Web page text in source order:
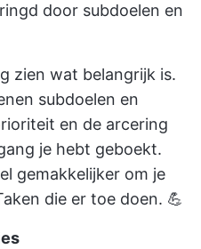
door subdoelen en
zien wat belangrijk is.
subdoelen en
en de arcering
je hebt geboekt.
gemakkelijker om je
die er toe doen. 💪